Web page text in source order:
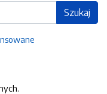
Szukaj